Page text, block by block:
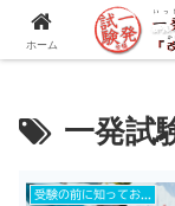
一発試験
一発試
受験の前に知っておきたいコト！
ホーム